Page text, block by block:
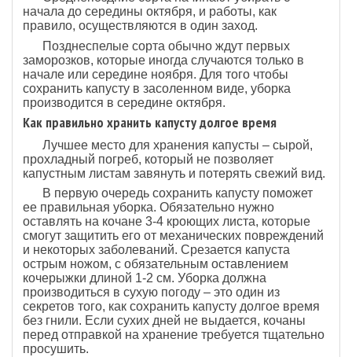
начала до середины октября, и работы, как
правило, осуществляются в один заход.
Позднеспелые сорта обычно ждут первых
заморозков, которые иногда случаются только в
начале или середине ноября. Для того чтобы
сохранить капусту в засоленном виде, уборка
производится в середине октября.
Как правильно хранить капусту долгое время
Лучшее место для хранения капусты – сырой,
прохладный погреб, который не позволяет
капустным листам завянуть и потерять свежий вид.
В первую очередь сохранить капусту поможет
ее правильная уборка. Обязательно нужно
оставлять на кочане 3-4 кроющих листа, которые
смогут защитить его от механических повреждений
и некоторых заболеваний. Срезается капуста
острым ножом, с обязательным оставлением
кочерыжки длиной 1-2 см. Уборка должна
производиться в сухую погоду – это один из
секретов того, как сохранить капусту долгое время
без гнили. Если сухих дней не выдается, кочаны
перед отправкой на хранение требуется тщательно
просушить.